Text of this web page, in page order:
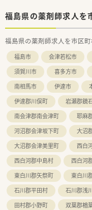
福島県の薬剤師求人を
福島県の薬剤師求人を市区
福島市 会津若松市
須賀川市
喜多方市
南相馬市
伊達市
伊達郡川俣町
岩瀬郡鏡
南会津郡南会津町
耶麻
河沼郡会津坂下町
大沼
大沼郡会津美里町
西白
西白河郡中島村
西白河
東白川郡矢祭町
東白川
石川郡平田村
石川郡浅
田村郡小野町
双葉郡楢